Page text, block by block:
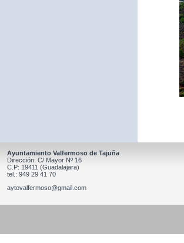
Ayuntamiento Valfermoso de Tajuña
Dirección: C/ Mayor Nº 16
C.P: 19411 (Guadalajara)
tel.: 949 29 41 70
aytovalfermoso@gmail.com